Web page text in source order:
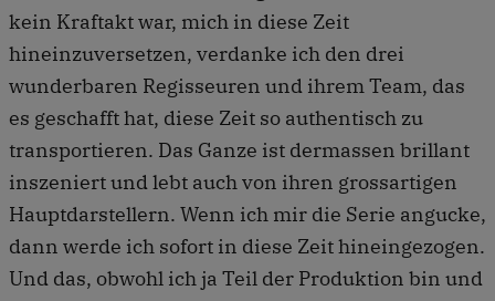
kein Kraftakt war, mich in diese Zeit
hineinzuversetzen, verdanke ich den drei
wunderbaren Regisseuren und ihrem Team, das
es geschafft hat, diese Zeit so authentisch zu
transportieren. Das Ganze ist dermassen brillant
inszeniert und lebt auch von ihren grossartigen
Hauptdarstellern. Wenn ich mir die Serie angucke,
dann werde ich sofort in diese Zeit hineingezogen.
Und das, obwohl ich ja Teil der Produktion bin und